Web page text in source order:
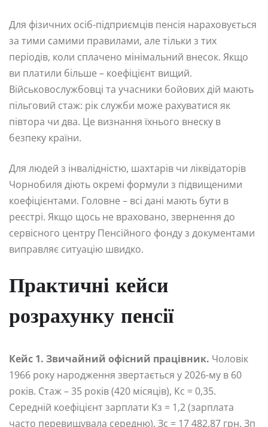
Для фізичних осіб-підприємців пенсія нараховується
за тими самими правилами, але тільки з тих
періодів, коли сплачено мінімальний внесок. Якщо
ви платили більше – коефіцієнт вищий.
Військовослужбовці та учасники бойових дій мають
пільговий стаж: рік служби може рахуватися як
півтора чи два. Це визнання їхнього внеску в
безпеку країни.
Для людей з інвалідністю, шахтарів чи ліквідаторів
Чорнобиля діють окремі формули з підвищеними
коефіцієнтами. Головне – всі дані мають бути в
реєстрі. Якщо щось не враховано, звернення до
сервісного центру Пенсійного фонду з документами
виправляє ситуацію швидко.
Практичні кейси
розрахунку пенсії
Кейс 1. Звичайний офісний працівник. Чоловік
1966 року народження звертається у 2026-му в 60
років. Стаж – 35 років (420 місяців), Кс = 0,35.
Середній коефіцієнт зарплати Кз = 1,2 (зарплата
часто перевищувала середню). Зс = 17 482,87 грн. Зп